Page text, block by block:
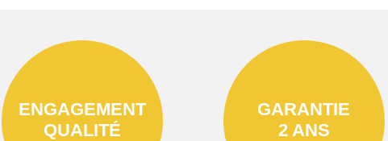
ENGAGEMENT
QUALITÉ
GARANTIE
2 ANS